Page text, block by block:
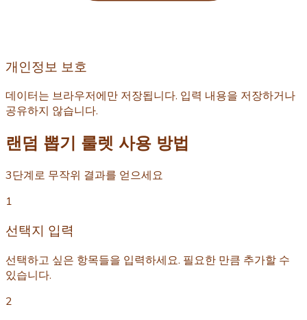
개인정보 보호
데이터는 브라우저에만 저장됩니다. 입력 내용을 저장하거나
공유하지 않습니다.
랜덤 뽑기 룰렛 사용 방법
3단계로 무작위 결과를 얻으세요
1
선택지 입력
선택하고 싶은 항목들을 입력하세요. 필요한 만큼 추가할 수
있습니다.
2